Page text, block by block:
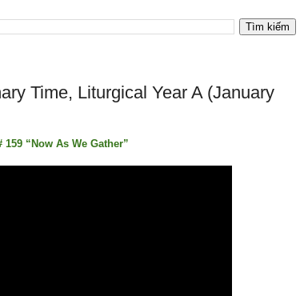
Time, Liturgical Year A (January
“Now As We Gather”